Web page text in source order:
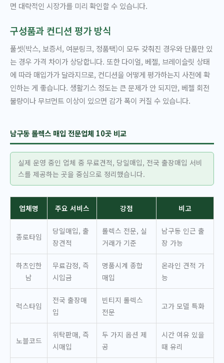
면 대략적인 시장가를 미리 확인할 수 있습니다.
구성품과 컨디션 평가 방식
풀셋(박스, 보증서, 여분링크, 정품택)이 모두 갖춰진 경우와 단품만 있
는 경우 가격 차이가 상당합니다. 또한 다이얼, 베젤, 브레이슬릿 상태
에 따라 매입가가 달라지므로, 컨디션을 어떻게 평가하는지 사전에 확
인하는 게 좋습니다. 생활기스 정도는 큰 문제가 안 되지만, 베젤 회전
불량이나 무브먼트 이상이 있으면 감가 폭이 커질 수 있습니다.
남구동 롤렉스 매입 전문업체 10곳 비교
실제 운영 중인 업체 중 무료견적, 당일매입, 전국 출장매입 서비
스를 제공하는 곳을 중심으로 정리했습니다.
업체명 주요 서비스 강점 비고
종로타임
당일매입, 출
장견적
롤렉스 전문, 실
거래가 기준
남구동 인근 출
장 가능
하츠인한
남
무료감정, 즉
시입금
명품시계 종합
매입
온라인 견적 가
능
럭스타임
전국 출장매
입
빈티지 롤렉스
전문
고가 모델 특화
노블코드
위탁판매, 즉
시매입
두 가지 옵션 제
공
시간 여유 있을
때 유리